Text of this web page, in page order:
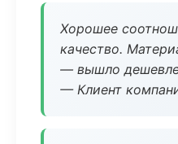
Хорошее
качество.
— вышло
— Клиент